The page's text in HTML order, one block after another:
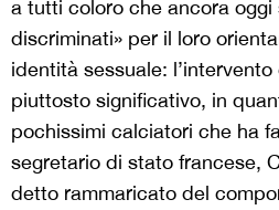
a tutti coloro che ancora oggi
discriminati» per il loro
identità sessuale:
piuttosto significativo, in
pochissimi calciatori che ha
segretario di stato francese,
detto rammaricato del